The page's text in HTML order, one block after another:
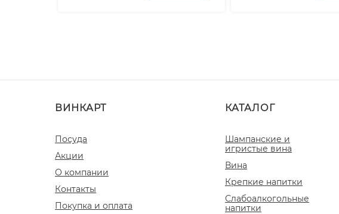
ВИНКАРТ
Посуда
Акции
О компании
Контакты
Покупка и оплата
КАТАЛОГ
Шампанские и
игристые вина
Вина
Крепкие напитки
Слабоалкогольные
напитки